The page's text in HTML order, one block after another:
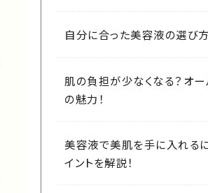
自分に合った美容液の選び
肌の負担が少なくなる？オ
の魅力！
美容液で美肌を手に入れる
イントを解説！